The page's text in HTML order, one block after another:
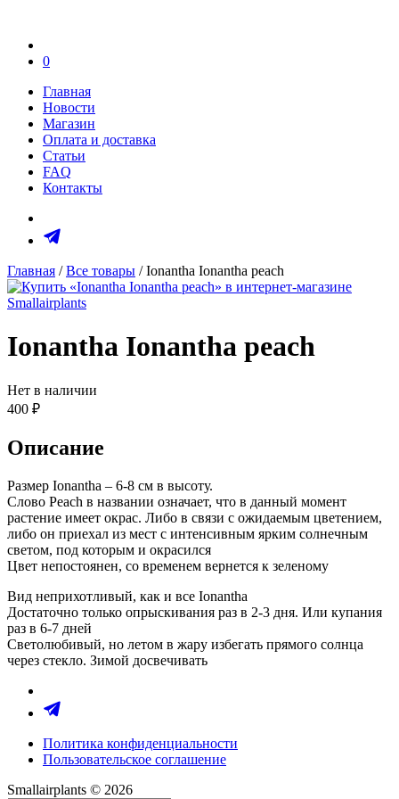
0
Главная
Новости
Магазин
Оплата и доставка
Статьи
FAQ
Контакты
Главная /Все товары / Ionantha Ionantha peach
Ionantha Ionantha peach
Нет в наличии
400 ₽
Описание
Размер Ionantha – 6-8 см в высоту.
Слово Peach в названии означает, что в данный момент
растение имеет окрас. Либо в связи с ожидаемым цветением,
либо он приехал из мест с интенсивным ярким солнечным
светом, под которым и окрасился
Цвет непостоянен, со временем вернется к зеленому
Вид неприхотливый, как и все Ionantha
Достаточно только опрыскивания раз в 2-3 дня. Или купания
раз в 6-7 дней
Светолюбивый, но летом в жару избегать прямого солнца
через стекло. Зимой досвечивать
Политика конфиденциальности
Пользовательское соглашение
Smallairplants © 2026